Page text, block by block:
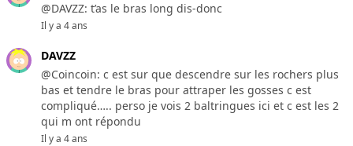
@DAVZZ: t’as le bras long dis-donc
Il y a 4 ans
DAVZZ
@Coincoin: c est sur que descendre sur les rochers plus
bas et tendre le bras pour attraper les gosses c est
compliqué….. perso je vois 2 baltringues ici et c est les 2
qui m ont répondu
Il y a 4 ans